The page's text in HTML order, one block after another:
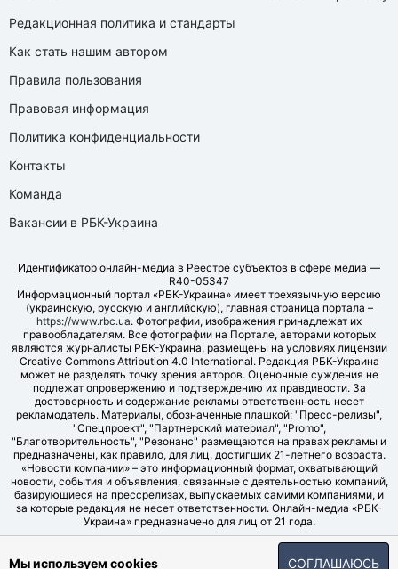
Редакционная политика и стандарты
Как стать нашим автором
Правила пользования
Правовая информация
Политика конфиденциальности
Контакты
Команда
Вакансии в РБК-Украина
Идентификатор онлайн-медиа в Реестре субъектов в сфере медиа —
R40-05347
Информационный портал «РБК-Украина» имеет трехязычную версию
(украинскую, русскую и английскую), главная страница портала –
https://www.rbc.ua. Фотографии, изображения принадлежат их
правообладателям. Все фотографии на Портале, авторами которых
являются журналисты РБК-Украина, размещены на условиях лицензии
Creative Commons Attribution 4.0 International. Редакция РБК-Украина
может не разделять точку зрения авторов. Оценочные суждения не
подлежат опровержению и подтверждению их правдивости. За
достоверность и содержание рекламы ответственность несет
рекламодатель. Материалы, обозначенные плашкой: "Пресс-релизы",
"Спецпроект", "Партнерский материал", "Promo",
"Благотворительность", "Резонанс" размещаются на правах рекламы и
предназначены, как правило, для лиц, достигших 21-летнего возраста.
«Новости компании» – это информационный формат, охватывающий
новости, события и объявления, связанные с деятельностью компаний,
базирующиеся на прессрелизах, выпускаемых самими компаниями, и
за которые редакция не несет ответственности. Онлайн-медиа «РБК-
Украина» предназначено для лиц от 21 года.
© LLC "UBT MEDIA", 2006-2026.
Мы используем cookies СОГЛАШАЮСЬ